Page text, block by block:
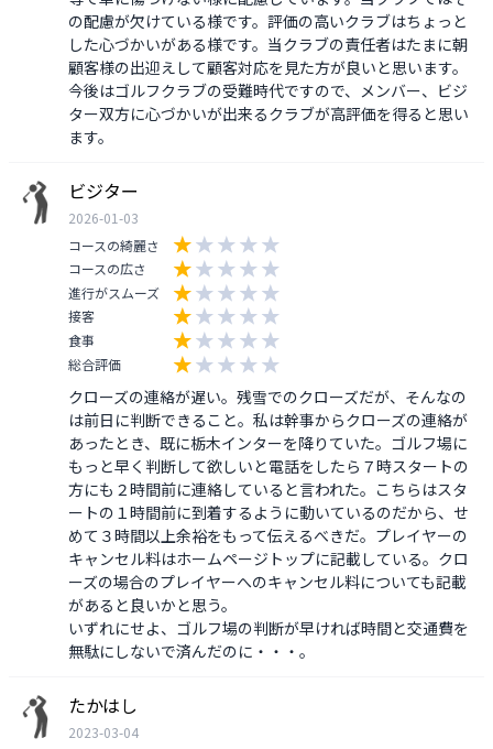
の配慮が欠けている様です。評価の高いクラブはちょっと
した心づかいがある様です。当クラブの責任者はたまに朝
顧客様の出迎えして顧客対応を見た方が良いと思います。
今後はゴルフクラブの受難時代ですので、メンバー、ビジ
ター双方に心づかいが出来るクラブが高評価を得ると思い
ます。
ビジター
2026-01-03
コースの綺麗さ
コースの広さ
進行がスムーズ
接客
食事
総合評価
クローズの連絡が遅い。残雪でのクローズだが、そんなの
は前日に判断できること。私は幹事からクローズの連絡が
あったとき、既に栃木インターを降りていた。ゴルフ場に
もっと早く判断して欲しいと電話をしたら７時スタートの
方にも２時間前に連絡していると言われた。こちらはスタ
ートの１時間前に到着するように動いているのだから、せ
めて３時間以上余裕をもって伝えるべきだ。プレイヤーの
キャンセル料はホームページトップに記載している。クロ
ーズの場合のプレイヤーへのキャンセル料についても記載
があると良いかと思う。
いずれにせよ、ゴルフ場の判断が早ければ時間と交通費を
無駄にしないで済んだのに・・・。
たかはし
2023-03-04